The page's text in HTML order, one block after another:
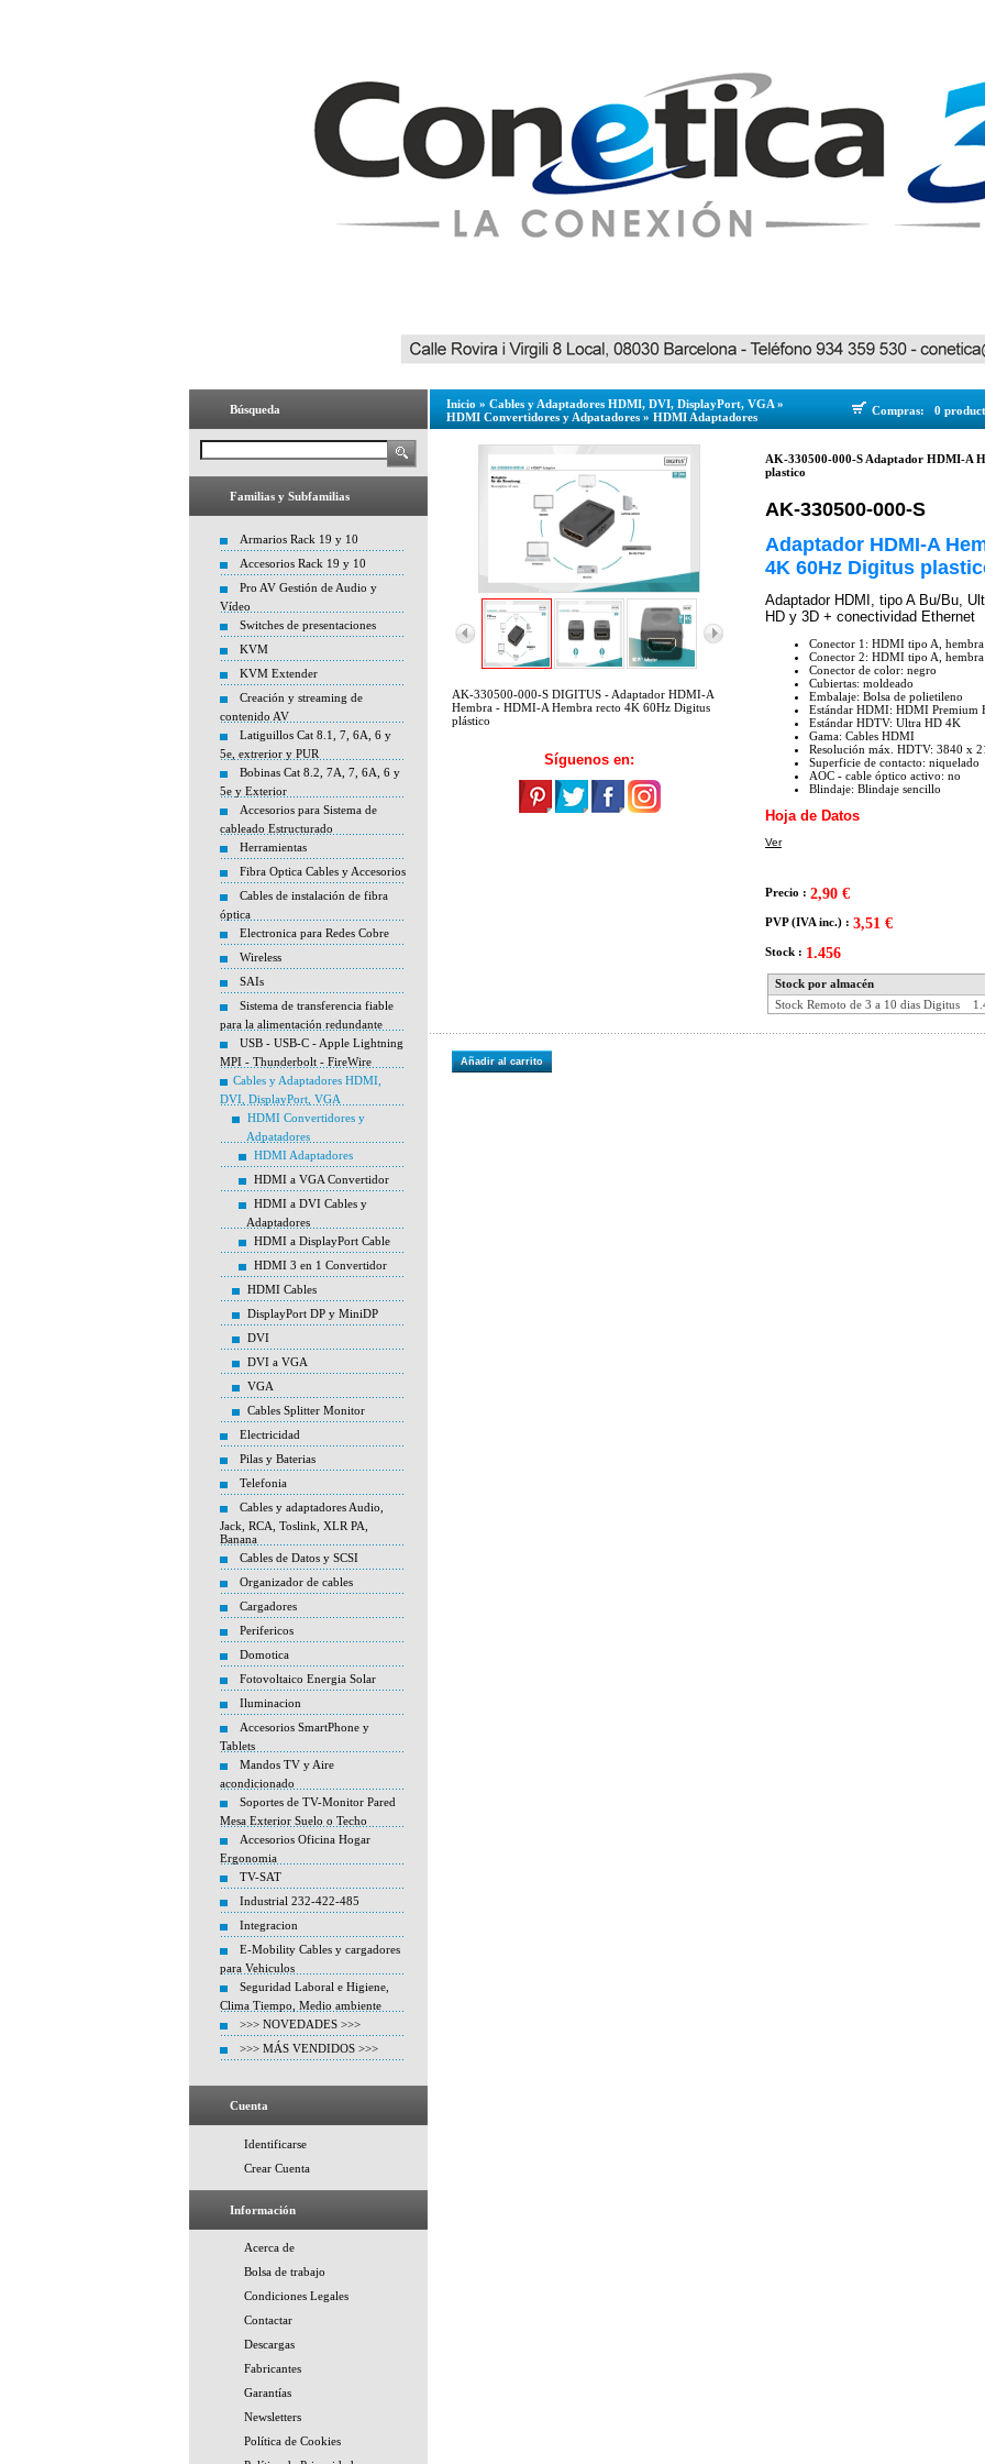
Búsqueda
Familias y Subfamilias
Armarios Rack 19 y 10
Accesorios Rack 19 y 10
Pro AV Gestión de Audio y
Vídeo
Switches de presentaciones
KVM
KVM Extender
Creación y streaming de
contenido AV
Latiguillos Cat 8.1, 7, 6A, 6 y
5e, extrerior y PUR
Bobinas Cat 8.2, 7A, 7, 6A, 6 y
5e y Exterior
Accesorios para Sistema de
cableado Estructurado
Herramientas
Fibra Optica Cables y Accesorios
Cables de instalación de fibra
óptica
Electronica para Redes Cobre
Wireless
SAIs
Sistema de transferencia fiable
para la alimentación redundante
USB - USB-C - Apple Lightning
MPI - Thunderbolt - FireWire
Cables y Adaptadores HDMI,
DVI, DisplayPort, VGA
HDMI Convertidores y
Adpatadores
HDMI Adaptadores
HDMI a VGA Convertidor
HDMI a DVI Cables y
Adaptadores
HDMI a DisplayPort Cable
HDMI 3 en 1 Convertidor
HDMI Cables
DisplayPort DP y MiniDP
DVI
DVI a VGA
VGA
Cables Splitter Monitor
Electricidad
Pilas y Baterias
Telefonia
Cables y adaptadores Audio,
Jack, RCA, Toslink, XLR PA,
Banana
Cables de Datos y SCSI
Organizador de cables
Cargadores
Perifericos
Domotica
Fotovoltaico Energia Solar
Iluminacion
Accesorios SmartPhone y
Tablets
Mandos TV y Aire
acondicionado
Soportes de TV-Monitor Pared
Mesa Exterior Suelo o Techo
Accesorios Oficina Hogar
Ergonomia
TV-SAT
Industrial 232-422-485
Integracion
E-Mobility Cables y cargadores
para Vehiculos
Seguridad Laboral e Higiene,
Clima Tiempo, Medio ambiente
>>> NOVEDADES >>>
>>> MÁS VENDIDOS >>>
Cuenta
Identificarse
Crear Cuenta
Información
Acerca de
Bolsa de trabajo
Condiciones Legales
Contactar
Descargas
Fabricantes
Garantías
Newsletters
Política de Cookies
Inicio » Cables y Adaptadores HDMI, DVI, DisplayPort, VGA »
HDMI Convertidores y Adpatadores » HDMI Adaptadores Compras: 0
AK-330500-000-S DIGITUS - Adaptador HDMI-A
Hembra - HDMI-A Hembra recto 4K 60Hz Digitus
plástico
Síguenos en:
AK-330500-000-S Adaptador HDMI-A
plastico
AK-330500-000-S
Adaptador HDMI-A
4K 60Hz Digitus
Adaptador HDMI, tipo A Bu/Bu,
HD y 3D + conectividad Ethernet
Conector 1: HDMI tipo A, hembra
Conector 2: HDMI tipo A, hembra
Conector de color: negro
Cubiertas: moldeado
Embalaje: Bolsa de polietileno
Estándar HDMI: HDMI Premium
Estándar HDTV: Ultra HD 4K
Gama: Cables HDMI
Resolución máx. HDTV: 3840 x
Superficie de contacto: niquelado
AOC - cable óptico activo: no
Blindaje: Blindaje sencillo
Hoja de Datos
Ver
Precio : 2,90 €
PVP (IVA inc.) : 3,51 €
Stock : 1.456
Stock por almacén
Stock Remoto de 3 a 10 dias Digitus
Añadir al carrito